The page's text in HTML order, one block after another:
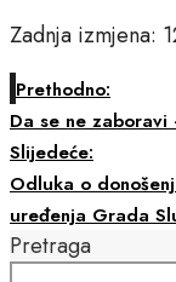
Zadnja izmjena:
Prethodno:
Da se ne zaboravi
Slijedeće:
Odluka o
uređenja Grada
Pretraga